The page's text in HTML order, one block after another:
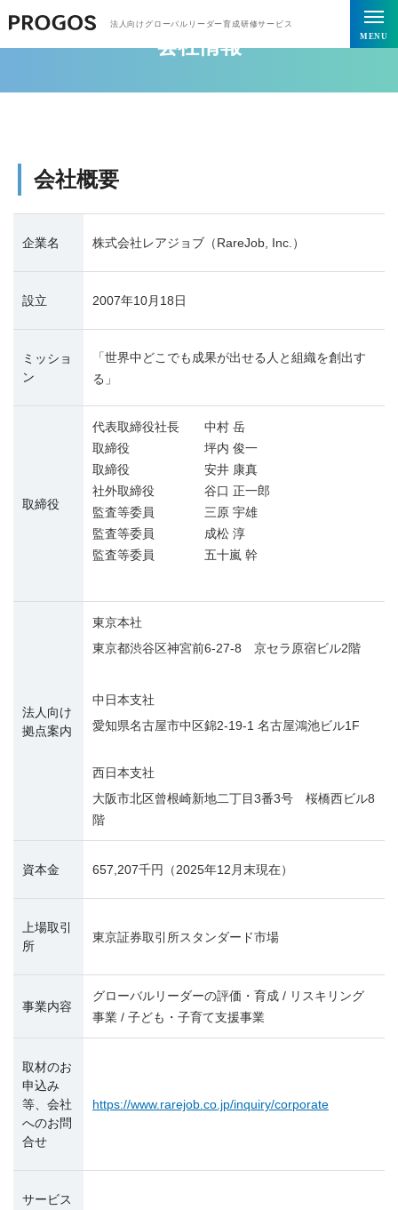
法人向けグローバルリーダー育成研修サービス
MENU
会社情報
会社概要
企業名 株式会社レアジョブ（RareJob, Inc.）
設立 2007年10月18日
ミッショ
ン
「世界中どこでも成果が出せる人と組織を創出す
る」
取締役
代表取締役社長 中村 岳
取締役 坪内 俊一
取締役 安井 康真
社外取締役 谷口 正一郎
監査等委員 三原 宇雄
監査等委員 成松 淳
監査等委員 五十嵐 幹
法人向け
拠点案内
東京本社
東京都渋谷区神宮前6-27-8 京セラ原宿ビル2階
中日本支社
愛知県名古屋市中区錦2-19-1 名古屋鴻池ビル1F
西日本支社
大阪市北区曾根崎新地二丁目3番3号 桜橋西ビル8
階
資本金 657,207千円（2025年12月末現在）
上場取引
所
東京証券取引所スタンダード市場
事業内容
グローバルリーダーの評価・育成 / リスキリング
事業 / 子ども・子育て支援事業
取材のお
申込み
等、会社
へのお問
合せ
https://www.rarejob.co.jp/inquiry/corporate
サービス